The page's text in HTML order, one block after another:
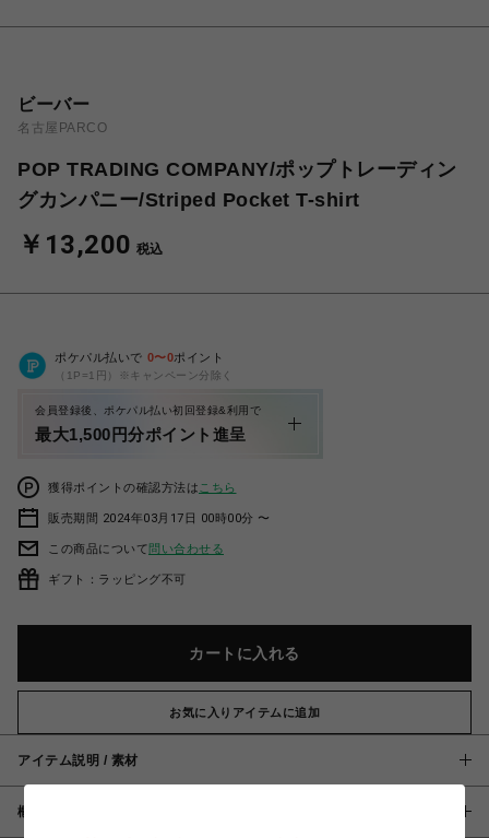
ビーバー
名古屋PARCO
POP TRADING COMPANY/ポップトレーディン
グカンパニー/Striped Pocket T-shirt
￥13,200 税込
ポケパル払いで 0〜0ポイント
（1P=1円）※キャンペーン分除く
会員登録後、ポケパル払い初回登録&利用で
最大1,500円分ポイント進呈
獲得ポイントの確認方法は こちら
販売期間 2024年03月17日 00時00分 〜
この商品について問い合わせる
ギフト：ラッピング不可
カートに入れる
お気に入りアイテムに追加
アイテム説明 / 素材
概要